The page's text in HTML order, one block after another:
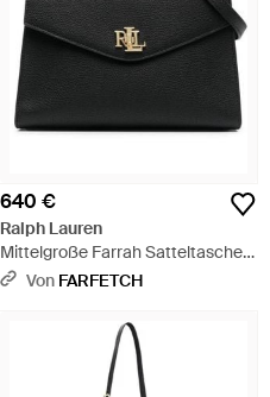
640 €
Ralph Lauren
Mittelgroße Farrah Satteltasche -
Schwarz
Von FARFETCH